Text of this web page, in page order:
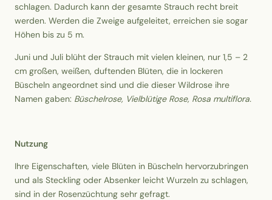
schlagen. Dadurch kann der gesamte Strauch recht breit
werden. Werden die Zweige aufgeleitet, erreichen sie sogar
Höhen bis zu 5 m.
Juni und Juli blüht der Strauch mit vielen kleinen, nur 1,5 – 2
cm großen, weißen, duftenden Blüten, die in lockeren
Büscheln angeordnet sind und die dieser Wildrose ihre
Namen gaben: Büschelrose, Vielblütige Rose, Rosa multiflora.
Nutzung
Ihre Eigenschaften, viele Blüten in Büscheln hervorzubringen
und als Steckling oder Absenker leicht Wurzeln zu schlagen,
sind in der Rosenzüchtung sehr gefragt.